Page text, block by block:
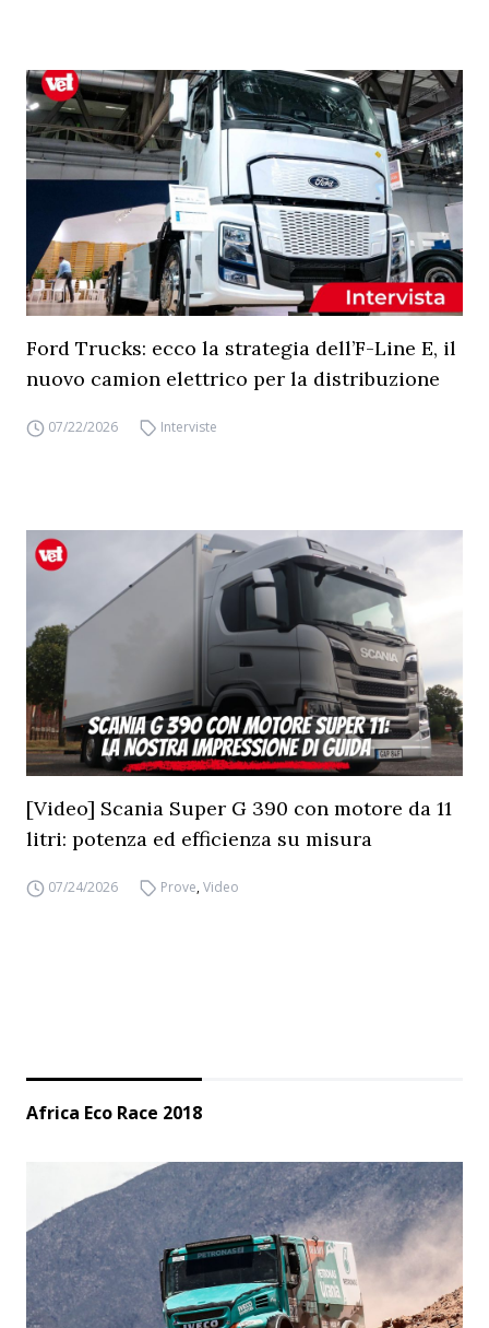
Ford Trucks: ecco la strategia dell’F-Line E, il
nuovo camion elettrico per la distribuzione
07/22/2026 Interviste
[Video] Scania Super G 390 con motore da 11
litri: potenza ed efficienza su misura
07/24/2026 Prove,Video
Africa Eco Race 2018